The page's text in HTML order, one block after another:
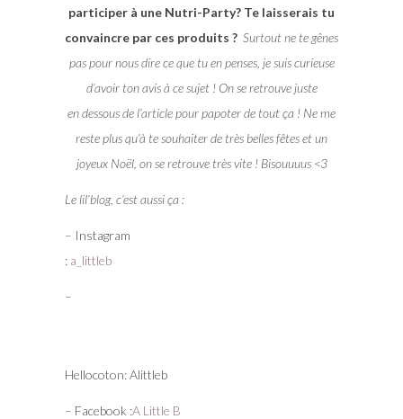
participer à une Nutri-Party? Te laisserais tu
convaincre par ces produits ? Surtout ne te gênes
pas pour nous dire ce que tu en penses, je suis curieuse
d’avoir ton avis à ce sujet ! On se retrouve juste
en dessous de l’article pour papoter de tout ça ! Ne me
reste plus qu’à te souhaiter de très belles fêtes et un
joyeux Noël, on se retrouve très vite ! Bisouuuus <3
Le lil’blog, c’est aussi ça :
– Instagram
: a_littleb
–
Hellocoton: Alittleb
– Facebook :A Little B